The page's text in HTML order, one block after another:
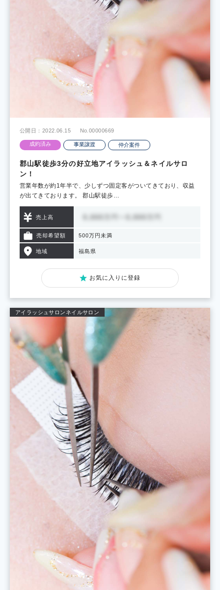
公開日：2022.06.15 No.00000669
成約済み 事業譲渡 仲介案件
郡山駅徒歩3分の好立地アイラッシュ＆ネイルサロ
ン！
営業年数が約1年半で、少しずつ固定客がついてきており、収益
が出てきております。 郡山駅徒歩…
売上高
売却希望額 500万円未満
地域 福島県
お気に入りに登録
アイラッシュサロン ネイルサロン